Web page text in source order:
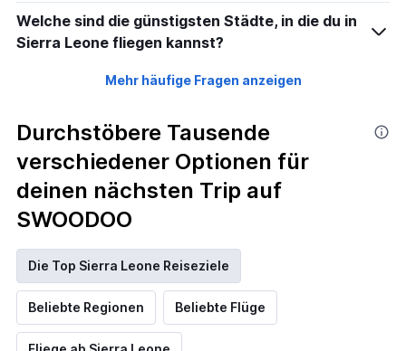
Welche sind die günstigsten Städte, in die du in
Sierra Leone fliegen kannst?
Mehr häufige Fragen anzeigen
Durchstöbere Tausende
verschiedener Optionen für
deinen nächsten Trip auf
SWOODOO
Die Top Sierra Leone Reiseziele
Beliebte Regionen Beliebte Flüge